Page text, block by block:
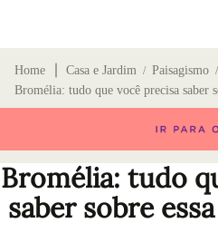
Home Casa e Jardim / Paisagismo /
Bromélia: tudo que você precisa saber
Bromélia: tudo
saber sobre